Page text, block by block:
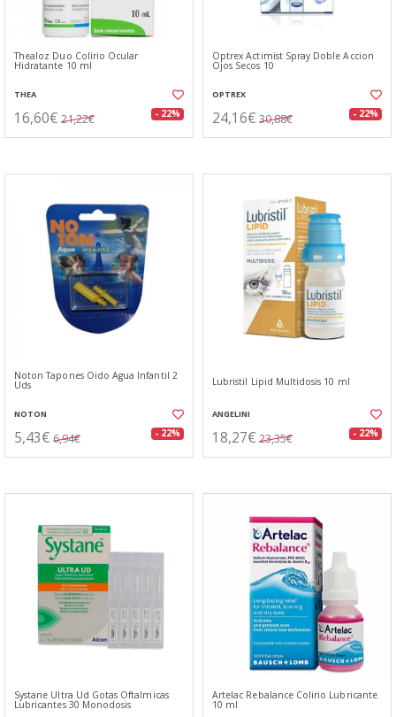
Thealoz Duo Colirio Ocular
Hidratante 10 ml
THEA
16,60€ 21,22€ - 22%
Optrex Actimist Spray Doble Accion
Ojos Secos 10
OPTREX
24,16€ 30,88€ - 22%
Noton Tapones Oido Agua Infantil 2
Uds
NOTON
5,43€ 6,94€ - 22%
Lubristil Lipid Multidosis 10 ml
ANGELINI
18,27€ 23,35€ - 22%
Systane Ultra Ud Gotas Oftalmicas
Lubricantes 30 Monodosis
Artelac Rebalance Colirio Lubricante
10 ml